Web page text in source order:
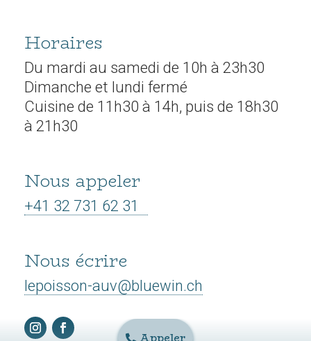
Contact
Horaires
Du mardi au samedi de 10h à 23h30
Dimanche et lundi fermé
Cuisine de 11h30 à 14h, puis de 18h30
à 21h30
Nous appeler
+41 32 731 62 31
Nous écrire
lepoisson-auv@bluewin.ch